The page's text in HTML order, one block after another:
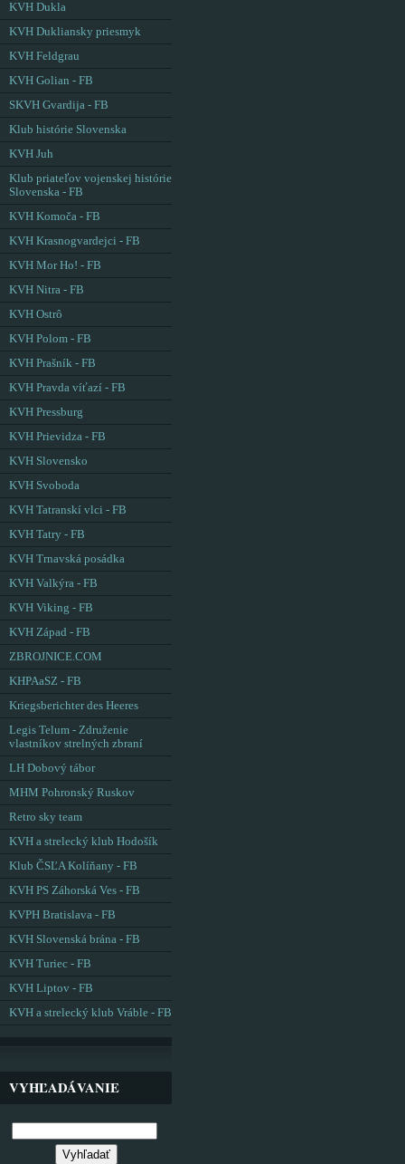
KVH Dukla
KVH Dukliansky priesmyk
KVH Feldgrau
KVH Golian - FB
SKVH Gvardija - FB
Klub histórie Slovenska
KVH Juh
Klub priateľov vojenskej histórie
Slovenska - FB
KVH Komoča - FB
KVH Krasnogvardejci - FB
KVH Mor Ho! - FB
KVH Nitra - FB
KVH Ostrô
KVH Polom - FB
KVH Prašník - FB
KVH Pravda víťazí - FB
KVH Pressburg
KVH Prievidza - FB
KVH Slovensko
KVH Svoboda
KVH Tatranskí vlci - FB
KVH Tatry - FB
KVH Trnavská posádka
KVH Valkýra - FB
KVH Viking - FB
KVH Západ - FB
ZBROJNICE.COM
KHPAaSZ - FB
Kriegsberichter des Heeres
Legis Telum - Združenie
vlastníkov strelných zbraní
LH Dobový tábor
MHM Pohronský Ruskov
Retro sky team
KVH a strelecký klub Hodošík
Klub ČSĽA Kolíňany - FB
KVH PS Záhorská Ves - FB
KVPH Bratislava - FB
KVH Slovenská brána - FB
KVH Turiec - FB
KVH Liptov - FB
KVH a strelecký klub Vráble - FB
VYHĽADÁVANIE